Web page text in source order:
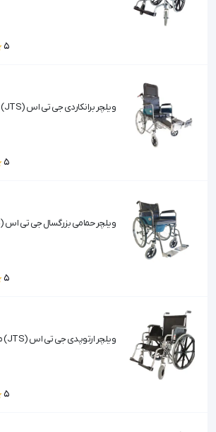
5
ویلچر برانکاردی جی تی اس (JTS) مدل 608GC
5
ویلچر حمامی بزرگسال جی تی اس (JTS) مدل 681
5
ویلچر ارتوپدی جی تی اس (JTS) مدل 901S
5